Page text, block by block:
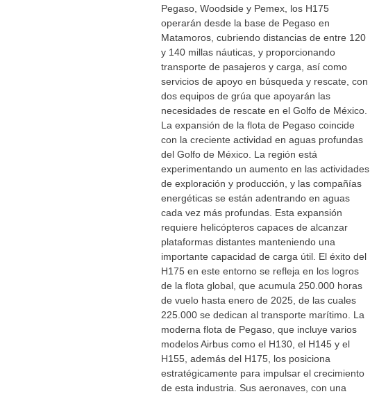
Pegaso, Woodside y Pemex, los H175
operarán desde la base de Pegaso en
Matamoros, cubriendo distancias de entre 120
y 140 millas náuticas, y proporcionando
transporte de pasajeros y carga, así como
servicios de apoyo en búsqueda y rescate, con
dos equipos de grúa que apoyarán las
necesidades de rescate en el Golfo de México.
La expansión de la flota de Pegaso coincide
con la creciente actividad en aguas profundas
del Golfo de México. La región está
experimentando un aumento en las actividades
de exploración y producción, y las compañías
energéticas se están adentrando en aguas
cada vez más profundas. Esta expansión
requiere helicópteros capaces de alcanzar
plataformas distantes manteniendo una
importante capacidad de carga útil. El éxito del
H175 en este entorno se refleja en los logros
de la flota global, que acumula 250.000 horas
de vuelo hasta enero de 2025, de las cuales
225.000 se dedican al transporte marítimo. La
moderna flota de Pegaso, que incluye varios
modelos Airbus como el H130, el H145 y el
H155, además del H175, los posiciona
estratégicamente para impulsar el crecimiento
de esta industria. Sus aeronaves, con una